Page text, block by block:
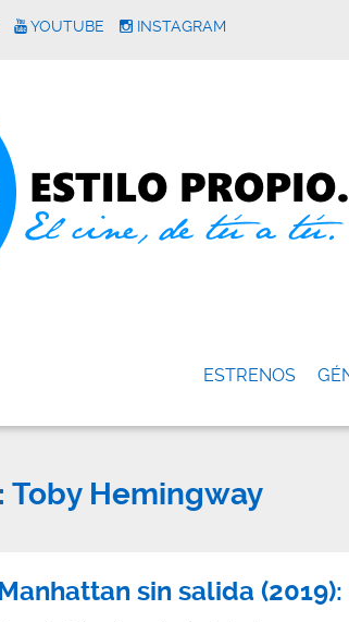
YOUTUBE INSTAGRAM
ESTRENOS
Toby Hemingway
sin salida